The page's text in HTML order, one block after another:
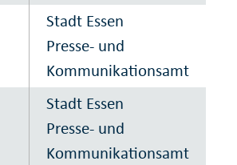
Stadt Essen
Presse- und
Kommunikationsamt
Stadt Essen
Presse- und
Kommunikationsamt